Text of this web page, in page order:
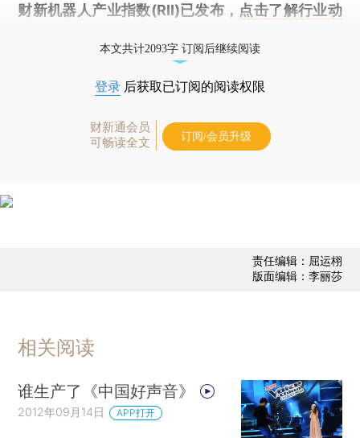
财新机器人产业指数(RII)已发布， 点击了解行业动
本文共计2093字 订阅后继续阅读
登录 后获取已订阅的阅读权限
财新通会员
可畅读全文
订阅/会员升级
责任编辑：屈运栩
版面编辑：李丽莎
相关阅读
谁生产了《中国好声音》
2012年09月14日 APP打开